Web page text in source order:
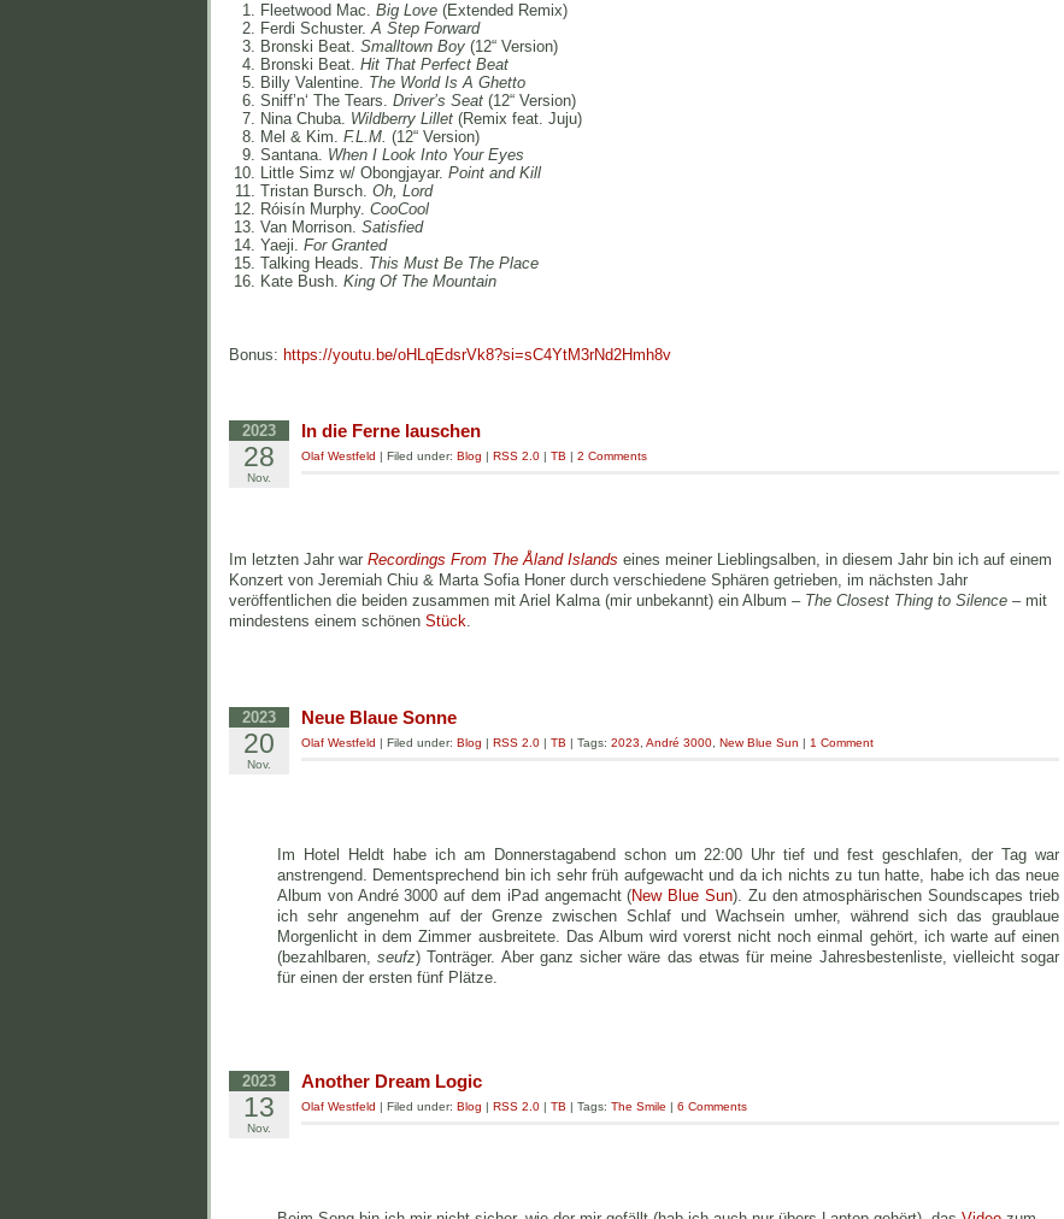
Fleetwood Mac. Big Love(Extended Remix)
Ferdi Schuster.A Step Forward
Bronski Beat. Smalltown Boy(12“ Version)
Bronski Beat. Hit That Perfect Beat
Billy Valentine. The World Is A Ghetto
Sniff’n‘ The Tears. Driver’s Seat(12“ Version)
Nina Chuba. Wildberry Lillet(Remix feat. Juju)
Mel & Kim. F.L.M. (12“ Version)
Santana. When I Look Into Your Eyes
Little Simz w/ Obongjayar. Point and Kill
Tristan Bursch. Oh, Lord
Róisín Murphy. CooCool
Van Morrison. Satisfied
Yaeji. For Granted
Talking Heads. This Must Be The Place
Kate Bush. King Of The Mountain
Bonus: https://youtu.be/oHLqEdsrVk8?si=sC4YtM3rNd2Hmh8v
2023
28
Nov.
In die Ferne lauschen
Olaf Westfeld | Filed under: Blog | RSS 2.0 | TB | 2 Comments
Im letzten Jahr war Recordings From The Åland Islands eines meiner Lieblingsalben, in diesem Jahr bin ich auf einem
Konzert von Jeremiah Chiu & Marta Sofia Honer durch verschiedene Sphären getrieben, im nächsten Jahr
veröffentlichen die beiden zusammen mit Ariel Kalma (mir unbekannt) ein Album – The Closest Thing to Silence – mit
mindestens einem schönen Stück
2023
20
Nov.
Neue Blaue Sonne
Olaf Westfeld | Filed under: Blog | RSS 2.0 | TB | Tags: 2023, André 3000, New Blue Sun | 1 Comment
Im Hotel Heldt habe ich am Donnerstagabend schon um 22:00 Uhr tief und fest geschlafen, der Tag war
anstrengend. Dementsprechend bin ich sehr früh aufgewacht und da ich nichts zu tun hatte, habe ich das neue
Album von André 3000 auf dem iPad angemacht (New Blue Sun). Zu den atmosphärischen Soundscapes trieb
ich sehr angenehm auf der Grenze zwischen Schlaf und Wachsein umher, während sich das graublaue
Morgenlicht in dem Zimmer ausbreitete. Das Album wird vorerst nicht noch einmal gehört, ich warte auf einen
(bezahlbaren,seufz) Tonträger. Aber ganz sicher wäre das etwas für meine Jahresbestenliste, vielleicht sogar
für einen der ersten fünf Plätze.
2023
13
Nov.
Another Dream Logic
Olaf Westfeld | Filed under: Blog RSS 2.0 TB | Tags: The Smile 6 Comments